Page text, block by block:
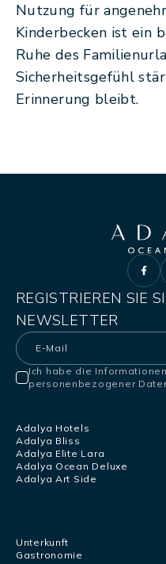
Nutzung für
Kinderbecken ist ein
Ruhe des
Sicherheitsgefühl
Erinnerung bleibt.
REGISTRIEREN SIE
NEWSLETTER
Ich habe die
personenbezogener
Adalya Hotels
Adalya Bliss
Adalya Elite Lara
Adalya Ocean Deluxe
Adalya Art Side
Unterkunft
Gastronomie